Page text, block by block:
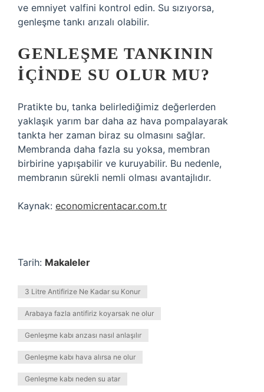
ve emniyet valfini kontrol edin. Su sızıyorsa,
genleşme tankı arızalı olabilir.
GENLEŞME TANKININ
IÇINDE SU OLUR MU?
Pratikte bu, tanka belirlediğimiz değerlerden
yaklaşık yarım bar daha az hava pompalayarak
tankta her zaman biraz su olmasını sağlar.
Membranda daha fazla su yoksa, membran
birbirine yapışabilir ve kuruyabilir. Bu nedenle,
membranın sürekli nemli olması avantajlıdır.
Kaynak: economicrentacar.com.tr
Tarih: Makaleler
3 Litre Antifirize Ne Kadar su Konur
Arabaya fazla antifiriz koyarsak ne olur
Genleşme kabı arızası nasıl anlaşılır
Genleşme kabı hava alırsa ne olur
Genleşme kabı neden su atar